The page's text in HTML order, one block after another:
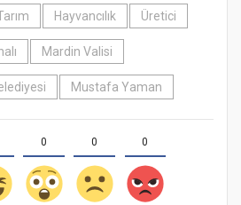
Hayvancılık Üretici
Mardin Valisi
Mustafa Yaman
0 0 0